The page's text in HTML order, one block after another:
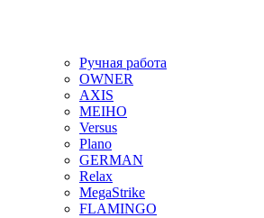
Ручная работа
OWNER
AXIS
MEIHO
Versus
Plano
GERMAN
Relax
MegaStrike
FLAMINGO